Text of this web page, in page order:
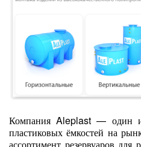
Компания Aleplast — один
пластиковых ёмкостей на